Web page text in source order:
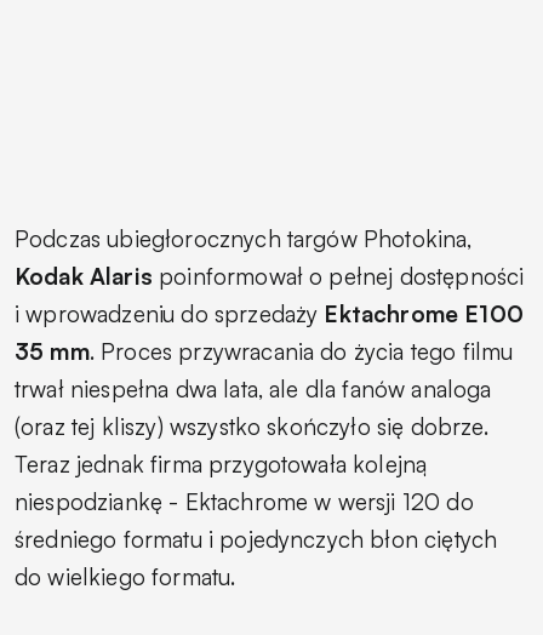
Podczas ubiegłorocznych targów Photokina,
Kodak Alaris poinformował o pełnej dostępności
i wprowadzeniu do sprzedaży Ektachrome E100
35 mm. Proces przywracania do życia tego filmu
trwał niespełna dwa lata, ale dla fanów analoga
(oraz tej kliszy) wszystko skończyło się dobrze.
Teraz jednak firma przygotowała kolejną
niespodziankę - Ektachrome w wersji 120 do
średniego formatu i pojedynczych błon ciętych
do wielkiego formatu.